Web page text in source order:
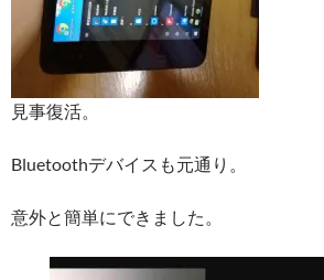
見事復活。
Bluetoothデバイスも元通り。
意外と簡単にできました。